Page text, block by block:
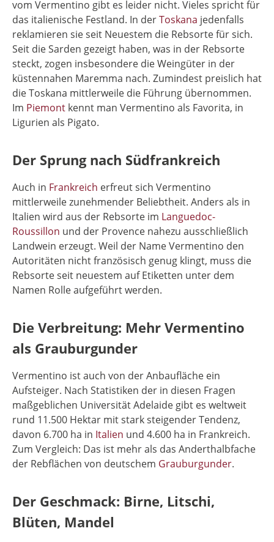
vom Vermentino gibt es leider nicht. Vieles spricht für
das italienische Festland. In derToskana jedenfalls
reklamieren sie seit Neuestem die Rebsorte für sich.
Seit die Sarden gezeigt haben, was in der Rebsorte
steckt, zogen insbesondere die Weingüter in der
küstennahen Maremma nach. Zumindest preislich hat
die Toskana mittlerweile die Führung übernommen.
Im Piemont kennt man Vermentino als Favorita, in
Ligurien als Pigato.
Der Sprung nach Südfrankreich
Auch in Frankreich erfreut sich Vermentino
mittlerweile zunehmender Beliebtheit. Anders als in
Italien wird aus der Rebsorte im Languedoc-
Roussillon und der Provence nahezu ausschließlich
Landwein erzeugt. Weil der Name Vermentino den
Autoritäten nicht französisch genug klingt, muss die
Rebsorte seit neuestem auf Etiketten unter dem
Namen Rolle aufgeführt werden.
Die Verbreitung: Mehr Vermentino
als Grauburgunder
Vermentino ist auch von der Anbaufläche ein
Aufsteiger. Nach Statistiken der in diesen Fragen
maßgeblichen Universität Adelaide gibt es weltweit
rund 11.500 Hektar mit stark steigender Tendenz,
davon 6.700 ha in Italien und 4.600 ha in Frankreich.
Zum Vergleich: Das ist mehr als das Anderthalbfache
der Rebflächen von deutschem Grauburgunder.
Der Geschmack: Birne, Litschi,
Blüten, Mandel